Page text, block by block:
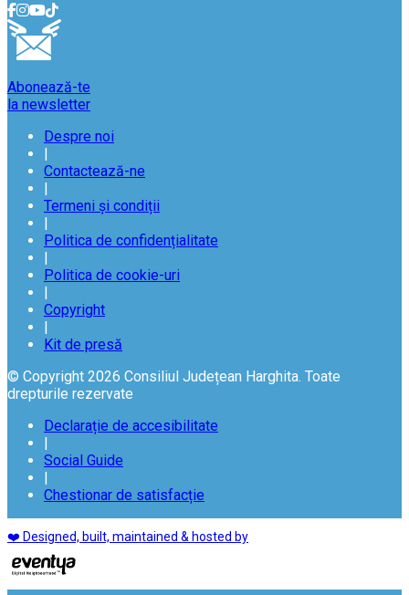
Abonează-te
la newsletter
Despre noi
|
Contactează-ne
|
Termeni și condiții
|
Politica de confidențialitate
|
Politica de cookie-uri
|
Copyright
|
Kit de presă
© Copyright 2026 Consiliul Județean Harghita. Toate
drepturile rezervate
Declarație de accesibilitate
|
Social Guide
|
Chestionar de satisfacție
❤️ Designed, built, maintained & hosted by